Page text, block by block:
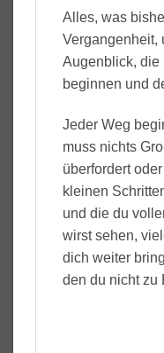
Alles, was
Vergangenheit,
Augenblick, die
beginnen und
Jeder Weg
muss nichts
überfordert
kleinen
und die du
wirst sehen,
dich weiter
den du nicht zu